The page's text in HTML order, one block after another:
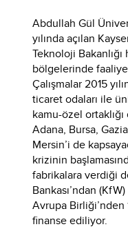
Abdullah Gül
yılında açılan
Teknoloji
bölgelerinde
Çalışmalar 2015
ticaret odaları ile
kamu-özel
Adana, Bursa,
Mersin’i de
krizinin
fabrikalara verdiği
Bankası’ndan
Avrupa Birliği’nden
finanse ediliyor.